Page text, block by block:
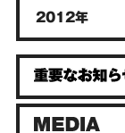
2012年